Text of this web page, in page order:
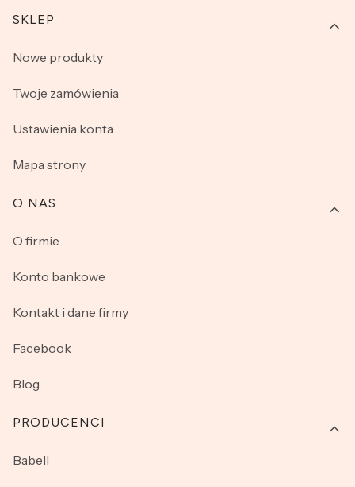
SKLEP
Nowe produkty
Twoje zamówienia
Ustawienia konta
Mapa strony
O NAS
O firmie
Konto bankowe
Kontakt i dane firmy
Facebook
Blog
PRODUCENCI
Babell